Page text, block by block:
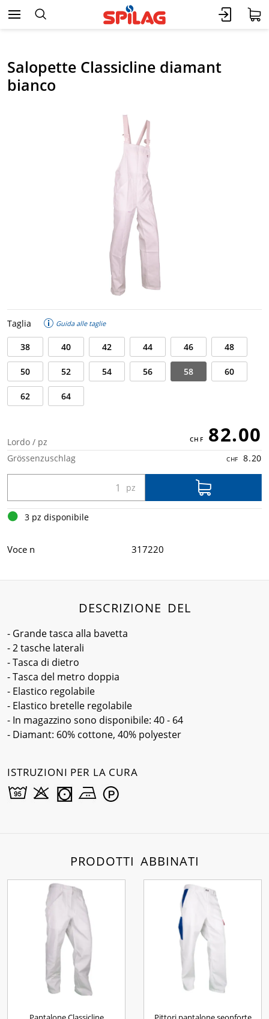
Salopette Classicline diamant
bianco
Taglia Guida alle taglie
38 40 42 44 46 48
50 52 54 56 58 60
62 64
Lordo / pz 82.00
Grössenzuschlag 8.20
3 pz disponibile
Voce n 317220
DESCRIZIONE DEL
- Grande tasca alla bavetta
- 2 tasche laterali
- Tasca di dietro
- Tasca del metro doppia
- Elastico regolabile
- Elastico bretelle regolabile
- In magazzino sono disponibile: 40 - 64
- Diamant: 60% cottone, 40% polyester
ISTRUZIONI PER LA CURA
PRODOTTI ABBINATI